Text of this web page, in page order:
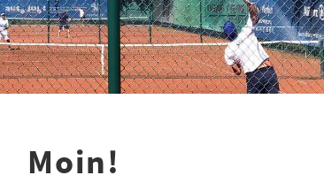
Moin!